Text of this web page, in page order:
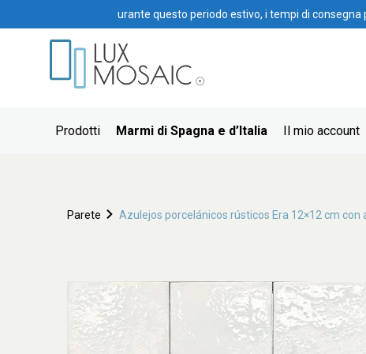
urante questo periodo estivo, i tempi di
Prodotti Marmi di Spagna e d’Italia Il mio account
Parete Azulejos porcelánicos rústicos Era 12×12 cm con